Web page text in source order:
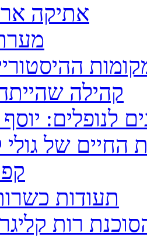
אתיקה
קהילה
לנופלים:
החיים של גולי
תעודות
רות